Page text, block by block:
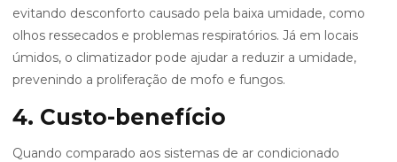
evitando desconforto causado pela baixa umidade, como
olhos ressecados e problemas respiratórios. Já em locais
úmidos, o climatizador pode ajudar a reduzir a umidade,
prevenindo a proliferação de mofo e fungos.
4. Custo-benefício
Quando comparado aos sistemas de ar condicionado